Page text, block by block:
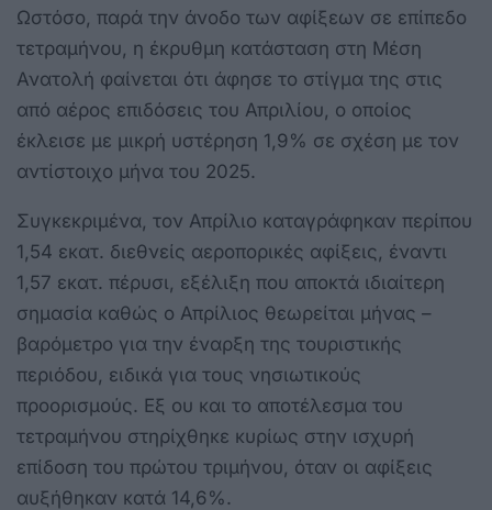
Ωστόσο, παρά την άνοδο των αφίξεων σε επίπεδο
τετραμήνου, η έκρυθμη κατάσταση στη Μέση
Ανατολή φαίνεται ότι άφησε το στίγμα της στις
από αέρος επιδόσεις του Απριλίου, ο οποίος
έκλεισε με μικρή υστέρηση 1,9% σε σχέση με τον
αντίστοιχο μήνα του 2025.
Συγκεκριμένα, τον Απρίλιο καταγράφηκαν περίπου
1,54 εκατ. διεθνείς αεροπορικές αφίξεις, έναντι
1,57 εκατ. πέρυσι, εξέλιξη που αποκτά ιδιαίτερη
σημασία καθώς ο Απρίλιος θεωρείται μήνας –
βαρόμετρο για την έναρξη της τουριστικής
περιόδου, ειδικά για τους νησιωτικούς
προορισμούς. Εξ ου και το αποτέλεσμα του
τετραμήνου στηρίχθηκε κυρίως στην ισχυρή
επίδοση του πρώτου τριμήνου, όταν οι αφίξεις
αυξήθηκαν κατά 14,6%.